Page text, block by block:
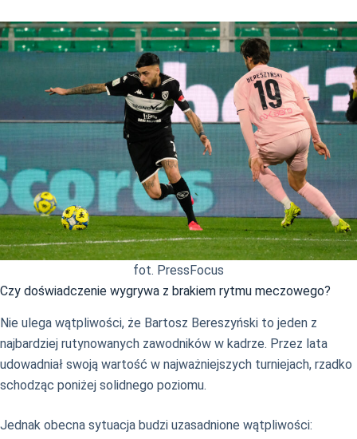
fot. PressFocus
Czy doświadczenie wygrywa z brakiem rytmu meczowego?
Nie ulega wątpliwości, że Bartosz Bereszyński to jeden z
najbardziej rutynowanych zawodników w kadrze. Przez lata
udowadniał swoją wartość w najważniejszych turniejach, rzadko
schodząc poniżej solidnego poziomu.
Jednak obecna sytuacja budzi uzasadnione wątpliwości: